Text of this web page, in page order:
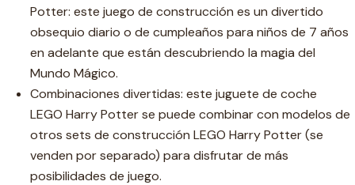
Potter: este juego de construcción es un divertido
obsequio diario o de cumpleaños para niños de 7 años
en adelante que están descubriendo la magia del
Mundo Mágico.
Combinaciones divertidas: este juguete de coche
LEGO Harry Potter se puede combinar con modelos de
otros sets de construcción LEGO Harry Potter (se
venden por separado) para disfrutar de más
posibilidades de juego.